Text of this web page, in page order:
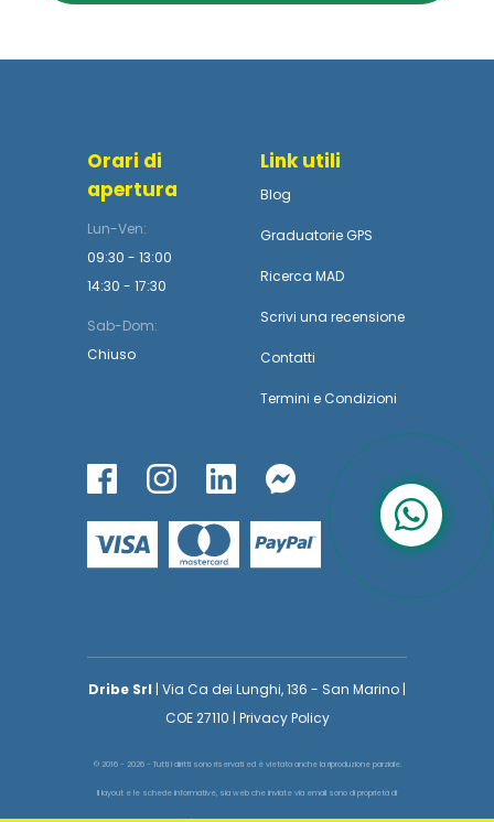
Orari di
apertura
Lun-Ven:
09:30 - 13:00
14:30 - 17:30
Sab-Dom:
Chiuso
Link utili
Blog
Graduatorie GPS
Ricerca MAD
Scrivi una recensione
Contatti
Termini e Condizioni
Dribe Srl | Via Ca dei Lunghi, 136 - San Marino |
COE 27110 | Privacy Policy
© 2016 - 2026 - Tutti i diritti sono riservati ed è vietata anche la riproduzione parziale.
Il layout e le schede informative, sia web che inviate via email sono di proprietà di